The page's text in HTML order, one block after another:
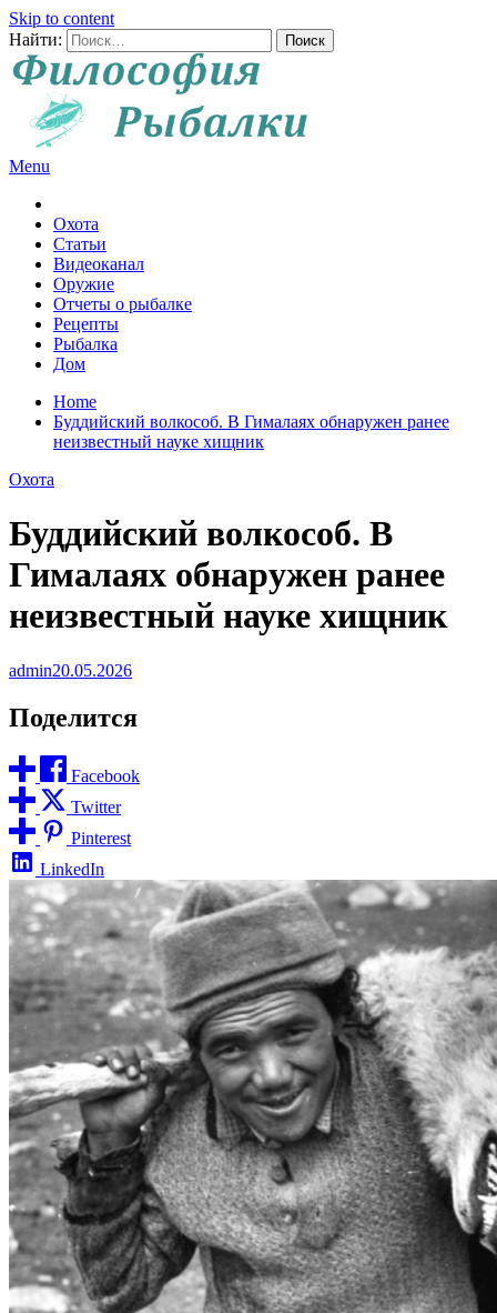
Skip to content
Найти:
Menu
Охота
Статьи
Видеоканал
Оружие
Отчеты о рыбалке
Рецепты
Рыбалка
Дом
Home
Буддийский волкособ. В Гималаях обнаружен ранее
неизвестный науке хищник
Охота
Буддийский волкособ. В
Гималаях обнаружен ранее
неизвестный науке хищник
admin20.05.2026
Поделится
Facebook
Twitter
Pinterest
LinkedIn